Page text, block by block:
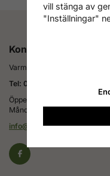
Kontakta oss
Varmt välkommen att
Tel: 0922-61570
Öppettider telefon:
Måndag-Fredag 08.00-17.00
info@combiheat.se
vill stänga av
"Inställningar"